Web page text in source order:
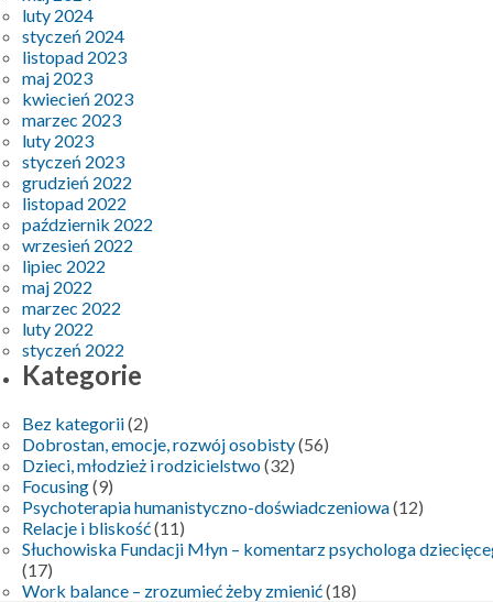
luty 2024
styczeń 2024
listopad 2023
maj 2023
kwiecień 2023
marzec 2023
luty 2023
styczeń 2023
grudzień 2022
listopad 2022
październik 2022
wrzesień 2022
lipiec 2022
maj 2022
marzec 2022
luty 2022
styczeń 2022
Kategorie
Bez kategorii(2)
Dobrostan, emocje, rozwój osobisty(56)
Dzieci, młodzież i rodzicielstwo(32)
Focusing(9)
Psychoterapia humanistyczno-doświadczeniowa(12)
Relacje i bliskość(11)
Słuchowiska Fundacji Młyn – komentarz psychologa
(17)
Work balance – zrozumieć żeby zmienić(18)